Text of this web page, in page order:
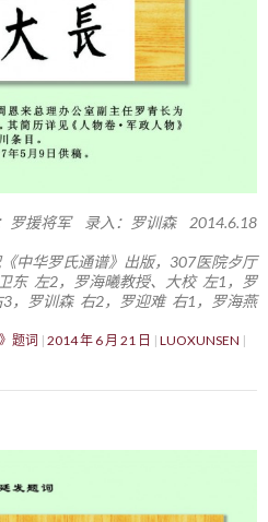
罗援将军 录入：罗训森 2014.6.18
中华罗氏通谱》出版，307医院歺厅
东 左2，罗海曦教授、大校 左1，罗
3，罗训森 右2，罗迎难 右1，罗海燕
题词 2014 年 6 月 21 日
LUOXUNSEN